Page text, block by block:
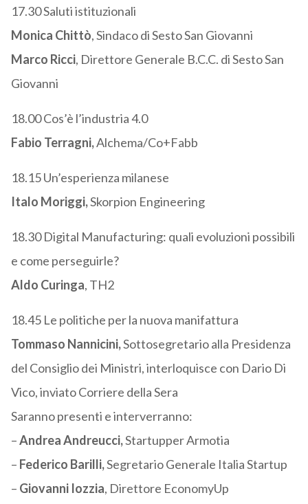
17.30 Saluti istituzionali
Monica Chittò, Sindaco di Sesto San Giovanni
Marco Ricci, Direttore Generale B.C.C. di Sesto San
Giovanni
18.00 Cos’è l’industria 4.0
Fabio Terragni,Alchema/Co+Fabb
18.15 Un’esperienza milanese
Italo Moriggi,Skorpion Engineering
18.30 Digital Manufacturing: quali evoluzioni possibili
e come perseguirle?
Aldo Curinga, TH2
18.45 Le politiche per la nuova manifattura
Tommaso Nannicini,Sottosegretario alla Presidenza
del Consiglio dei Ministri, interloquisce con Dario Di
Vico, inviato Corriere della Sera
Saranno presenti e interverranno:
–Andrea Andreucci,Startupper Armotia
– Federico Barilli,Segretario Generale Italia Startup
– Giovanni Iozzia, Direttore EconomyUp